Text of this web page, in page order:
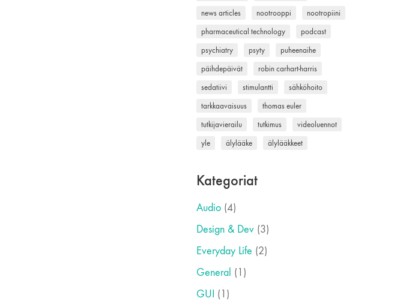
news articles nootrooppi nootropiini
pharmaceutical technology podcast
psychiatry psyty puheenaihe
päihdepäivät robin carhart-harris
sedatiivi stimulantti sähköhoito
tarkkaavaisuus thomas euler
tutkijavierailu tutkimus videoluennot
yle älylääke älylääkkeet
Kategoriat
Audio(4)
Design & Dev(3)
Everyday Life (2)
General (1)
GUI (1)